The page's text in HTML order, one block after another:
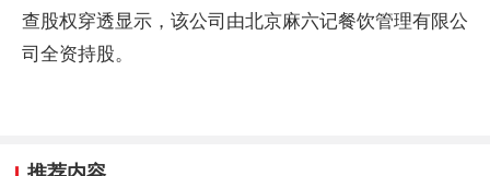
查股权穿透显示，该公司由北京麻六记餐饮管理有限公
司全资持股。